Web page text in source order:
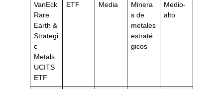
VanEck
Rare
Earth &
Strategi
c
Metals
UCITS
ETF
ETF Media
Minera
s de
metales
estraté
gicos
Medio-
alto